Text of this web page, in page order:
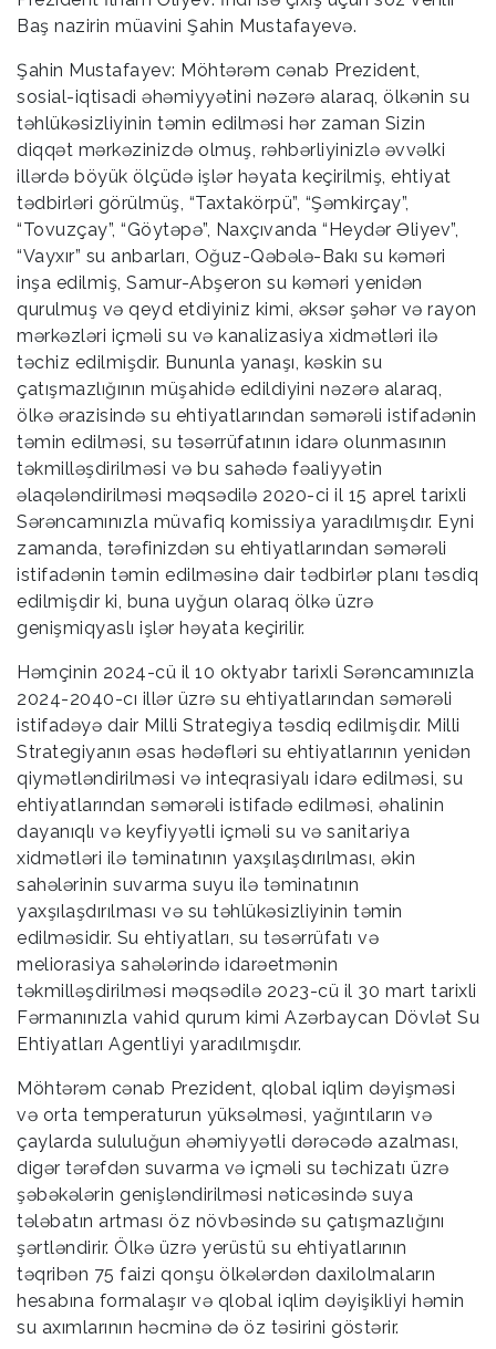
Baş nazirin müavini Şahin Mustafayevə.
Şahin Mustafayev: Möhtərəm cənab Prezident,
sosial-iqtisadi əhəmiyyətini nəzərə alaraq, ölkənin su
təhlükəsizliyinin təmin edilməsi hər zaman Sizin
diqqət mərkəzinizdə olmuş, rəhbərliyinizlə əvvəlki
illərdə böyük ölçüdə işlər həyata keçirilmiş, ehtiyat
tədbirləri görülmüş, “Taxtakörpü”, “Şəmkirçay”,
“Tovuzçay”, “Göytəpə”, Naxçıvanda “Heydər Əliyev”,
“Vayxır” su anbarları, Oğuz-Qəbələ-Bakı su kəməri
inşa edilmiş, Samur-Abşeron su kəməri yenidən
qurulmuş və qeyd etdiyiniz kimi, əksər şəhər və rayon
mərkəzləri içməli su və kanalizasiya xidmətləri ilə
təchiz edilmişdir. Bununla yanaşı, kəskin su
çatışmazlığının müşahidə edildiyini nəzərə alaraq,
ölkə ərazisində su ehtiyatlarından səmərəli istifadənin
təmin edilməsi, su təsərrüfatının idarə olunmasının
təkmilləşdirilməsi və bu sahədə fəaliyyətin
əlaqələndirilməsi məqsədilə 2020-ci il 15 aprel tarixli
Sərəncamınızla müvafiq komissiya yaradılmışdır. Eyni
zamanda, tərəfinizdən su ehtiyatlarından səmərəli
istifadənin təmin edilməsinə dair tədbirlər planı təsdiq
edilmişdir ki, buna uyğun olaraq ölkə üzrə
genişmiqyaslı işlər həyata keçirilir.
Həmçinin 2024-cü il 10 oktyabr tarixli Sərəncamınızla
2024-2040-cı illər üzrə su ehtiyatlarından səmərəli
istifadəyə dair Milli Strategiya təsdiq edilmişdir. Milli
Strategiyanın əsas hədəfləri su ehtiyatlarının yenidən
qiymətləndirilməsi və inteqrasiyalı idarə edilməsi, su
ehtiyatlarından səmərəli istifadə edilməsi, əhalinin
dayanıqlı və keyfiyyətli içməli su və sanitariya
xidmətləri ilə təminatının yaxşılaşdırılması, əkin
sahələrinin suvarma suyu ilə təminatının
yaxşılaşdırılması və su təhlükəsizliyinin təmin
edilməsidir. Su ehtiyatları, su təsərrüfatı və
meliorasiya sahələrində idarəetmənin
təkmilləşdirilməsi məqsədilə 2023-cü il 30 mart tarixli
Fərmanınızla vahid qurum kimi Azərbaycan Dövlət Su
Ehtiyatları Agentliyi yaradılmışdır.
Möhtərəm cənab Prezident, qlobal iqlim dəyişməsi
və orta temperaturun yüksəlməsi, yağıntıların və
çaylarda sululuğun əhəmiyyətli dərəcədə azalması,
digər tərəfdən suvarma və içməli su təchizatı üzrə
şəbəkələrin genişləndirilməsi nəticəsində suya
tələbatın artması öz növbəsində su çatışmazlığını
şərtləndirir. Ölkə üzrə yerüstü su ehtiyatlarının
təqribən 75 faizi qonşu ölkələrdən daxilolmaların
hesabına formalaşır və qlobal iqlim dəyişikliyi həmin
su axımlarının həcminə də öz təsirini göstərir.